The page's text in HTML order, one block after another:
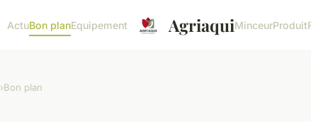
ActuBon planEquipement AgriaquiMinceurProduit
›Bon plan